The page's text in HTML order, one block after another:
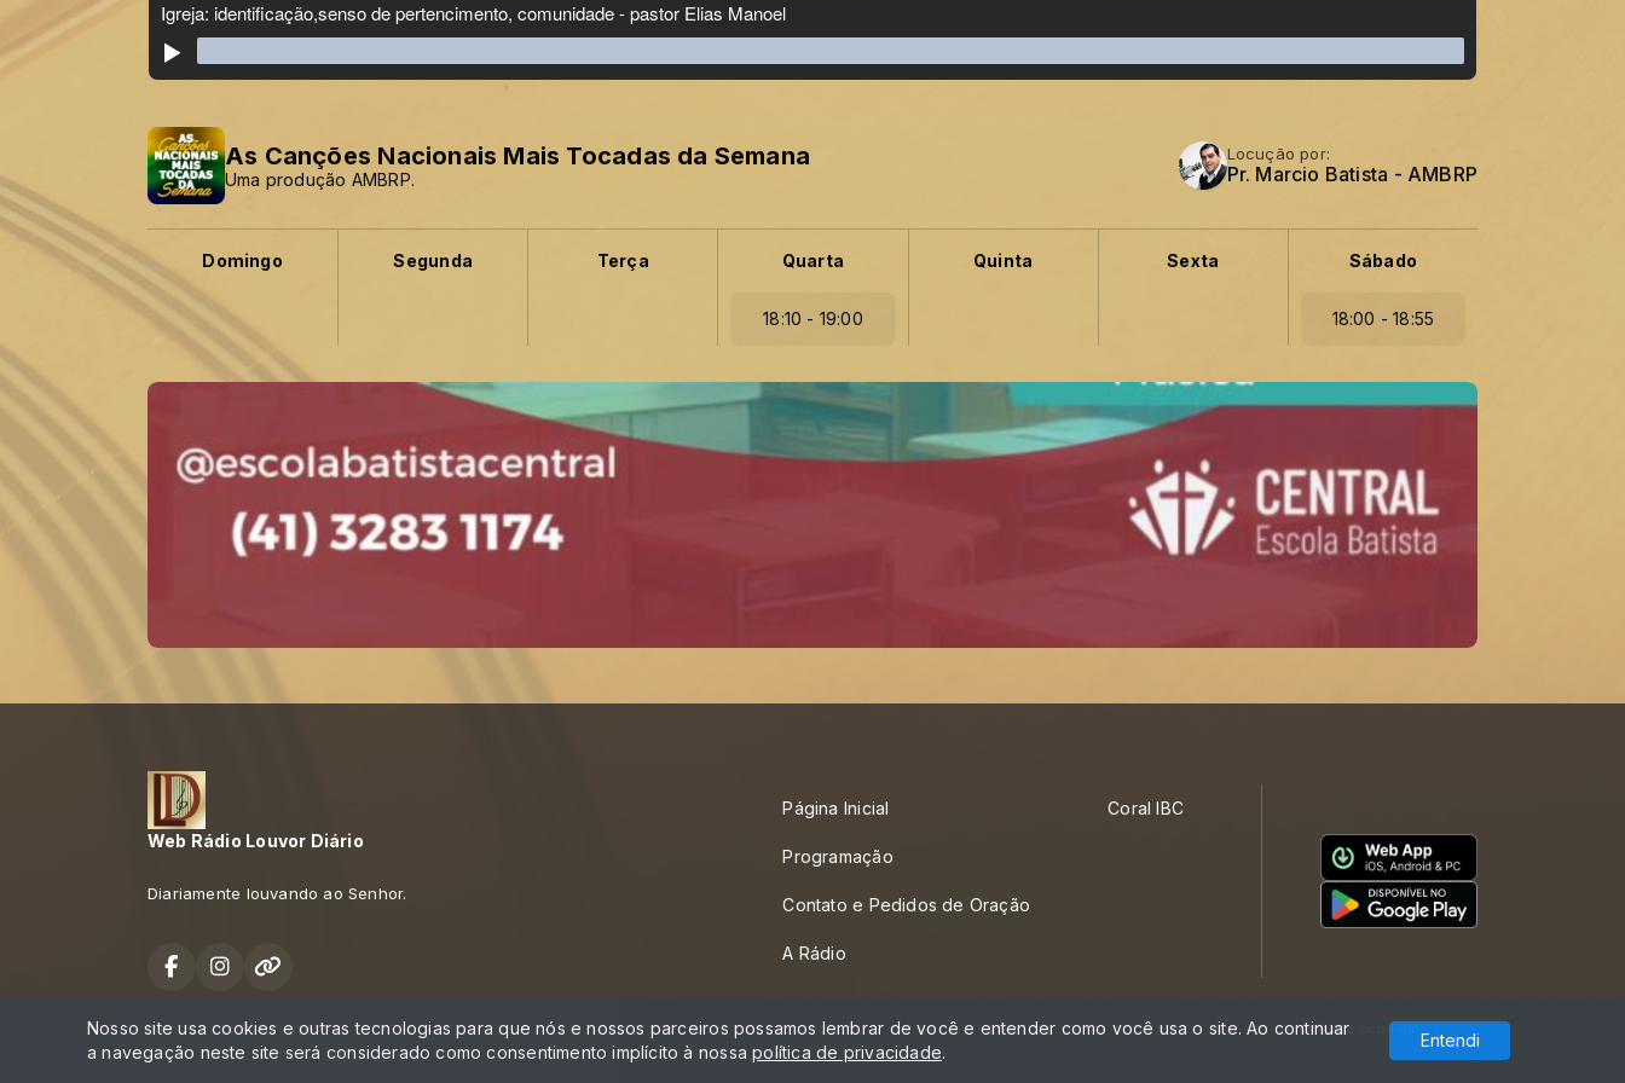
As Canções Nacionais Mais Tocadas da Semana
Uma produção AMBRP.
Locução por:
Pr. Marcio Batista - AMBRP
Domingo Segunda Terça Quarta
18:10 - 19:00
Quinta Sexta Sábado
18:00 - 18:55
Web Rádio Louvor Diário
Diariamente louvando ao Senhor.
Página Inicial
Programação
Contato e Pedidos de Oração
A Rádio
Coral IBC
Todos os direitos reservados. Com a tecnologia
Nosso site usa cookies e outras tecnologias para que nós e nossos parceiros possamos lembrar de você e entender como você usa o site. Ao continuar
a navegação neste site será considerado como consentimento implícito à nossapolítica de privacidade.
Entendi